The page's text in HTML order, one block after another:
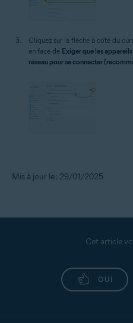
Cliquez sur la flèche à côté du
en face de Exiger que les
réseau pour se connecter
Mis à jour le : 29/01/2025
Cet article
OUI